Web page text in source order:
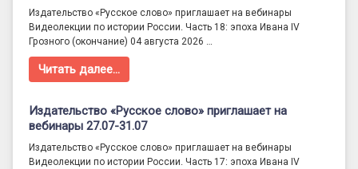
Издательство «Русское слово» приглашает на вебинары
Видеолекции по истории России. Часть 18: эпоха Ивана IV
Грозного (окончание) 04 августа 2026 …
Читать далее…
Издательство «Русское слово» приглашает на
вебинары 27.07-31.07
Издательство «Русское слово» приглашает на вебинары
Видеолекции по истории России. Часть 17: эпоха Ивана IV